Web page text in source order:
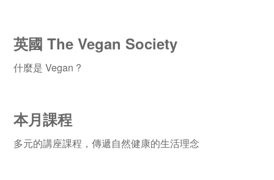
英國 The Vegan Society
什麼是 Vegan ?
本月課程
多元的講座課程，傳遞自然健康的生活理念